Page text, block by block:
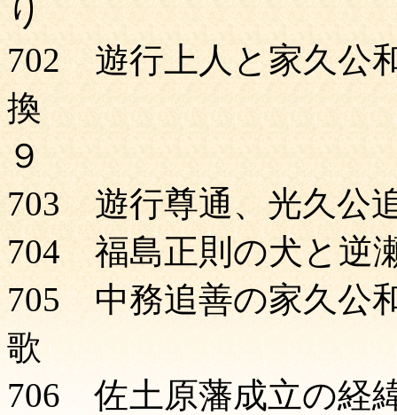
り Ｐ
702 遊行上人と家久公
換 Ｐ
703 遊行尊通、光久公
704 福島正則の犬と逆
705 中務追善の家久公
歌
706 佐土原藩成立の経